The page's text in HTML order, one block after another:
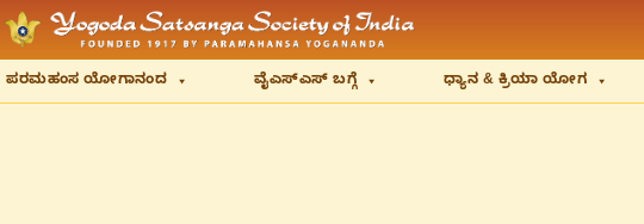
ಪರಮಹಂಸ ಯೋಗಾನಂದ ವೈಎಸ್‌ಎಸ್‌ ಬಗ್ಗೆ ಧ್ಯಾನ & ಕ್ರಿಯಾ ಯೋಗ